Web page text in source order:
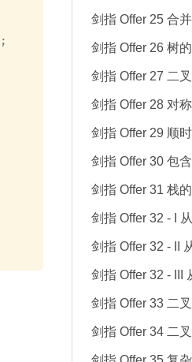
;
剑指 Offer 25 合
剑指 Offer 26 树
剑指 Offer 27 二
剑指 Offer 28 对
剑指 Offer 29 顺
剑指 Offer 30 包
剑指 Offer 31 栈
剑指 Offer 32 - I
剑指 Offer 32 - II
剑指 Offer 32 - III
剑指 Offer 33 二
剑指 Offer 34 二